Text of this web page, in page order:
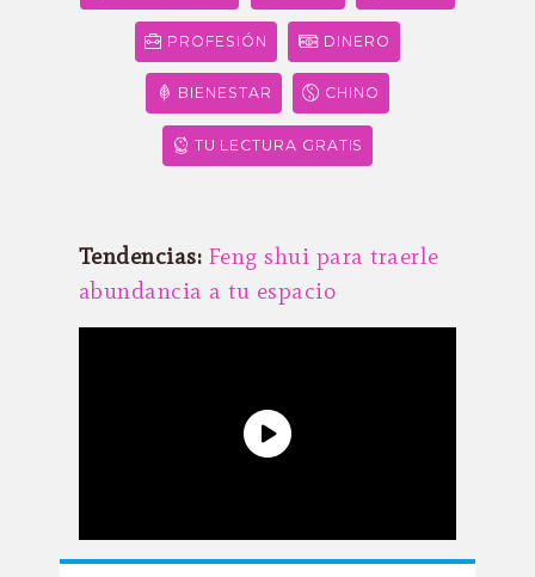
PROFESIÓN DINERO
BIENESTAR CHINO
TU LECTURA GRATIS
Tendencias: Feng shui para traerle
abundancia a tu espacio